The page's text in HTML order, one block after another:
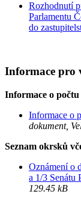
Rozhodnutí
Parlamentu
do
Informace pro
Informace o
Informace o
dokument,
Seznam okrsků
Oznámení o
a 1/3 Senátu
129.45 kB